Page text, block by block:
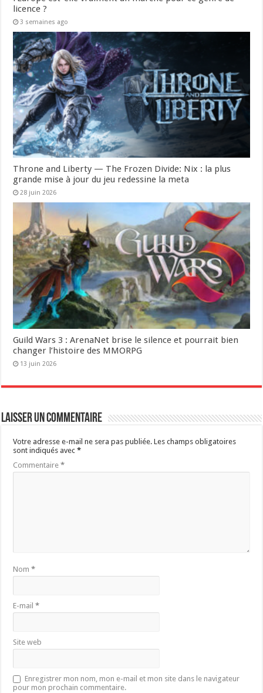
licence ?
3 semaines ago
Throne and Liberty — The Frozen Divide: Nix : la plus
grande mise à jour du jeu redessine la meta
28 juin 2026
Guild Wars 3 : ArenaNet brise le silence et pourrait bien
changer l’histoire des MMORPG
13 juin 2026
Laisser un commentaire
Votre adresse e-mail ne sera pas publiée. Les champs obligatoires
sont indiqués avec*
Commentaire*
Nom*
E-mail*
Site web
Enregistrer mon nom, mon e-mail et mon site dans le navigateur
pour mon prochain commentaire.